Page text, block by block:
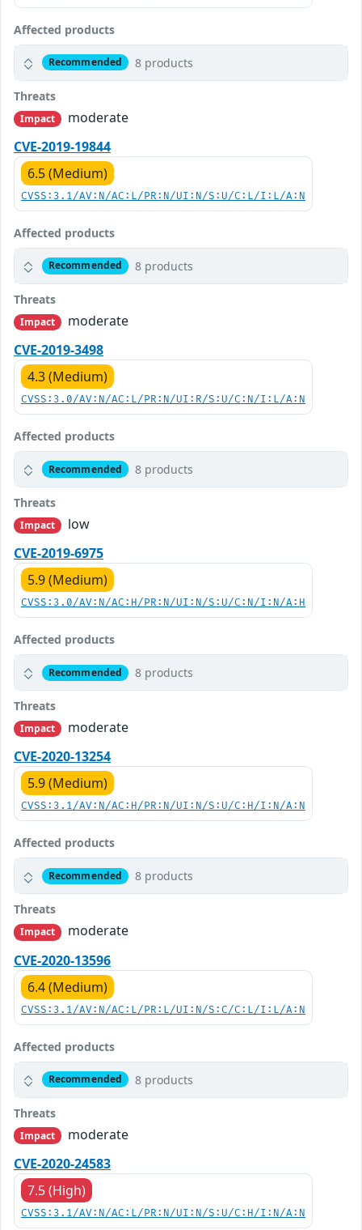
Affected products
Recommended 8 products
Threats
Impact
moderate
CVE-2019-19844
6.5 (Medium)
CVSS:3.1/AV:N/AC:L/PR:N/UI:N/S:U/C:L/I:L/A:N
Affected products
Recommended 8 products
Threats
Impact
moderate
CVE-2019-3498
4.3 (Medium)
CVSS:3.0/AV:N/AC:L/PR:N/UI:R/S:U/C:N/I:L/A:N
Affected products
Recommended 8 products
Threats
Impact
low
CVE-2019-6975
5.9 (Medium)
CVSS:3.0/AV:N/AC:H/PR:N/UI:N/S:U/C:N/I:N/A:H
Affected products
Recommended 8 products
Threats
Impact
moderate
CVE-2020-13254
5.9 (Medium)
CVSS:3.1/AV:N/AC:H/PR:N/UI:N/S:U/C:H/I:N/A:N
Affected products
Recommended 8 products
Threats
Impact
moderate
CVE-2020-13596
6.4 (Medium)
CVSS:3.1/AV:N/AC:L/PR:L/UI:N/S:C/C:L/I:L/A:N
Affected products
Recommended 8 products
Threats
Impact
moderate
CVE-2020-24583
7.5 (High)
CVSS:3.1/AV:N/AC:L/PR:N/UI:N/S:U/C:H/I:N/A:N